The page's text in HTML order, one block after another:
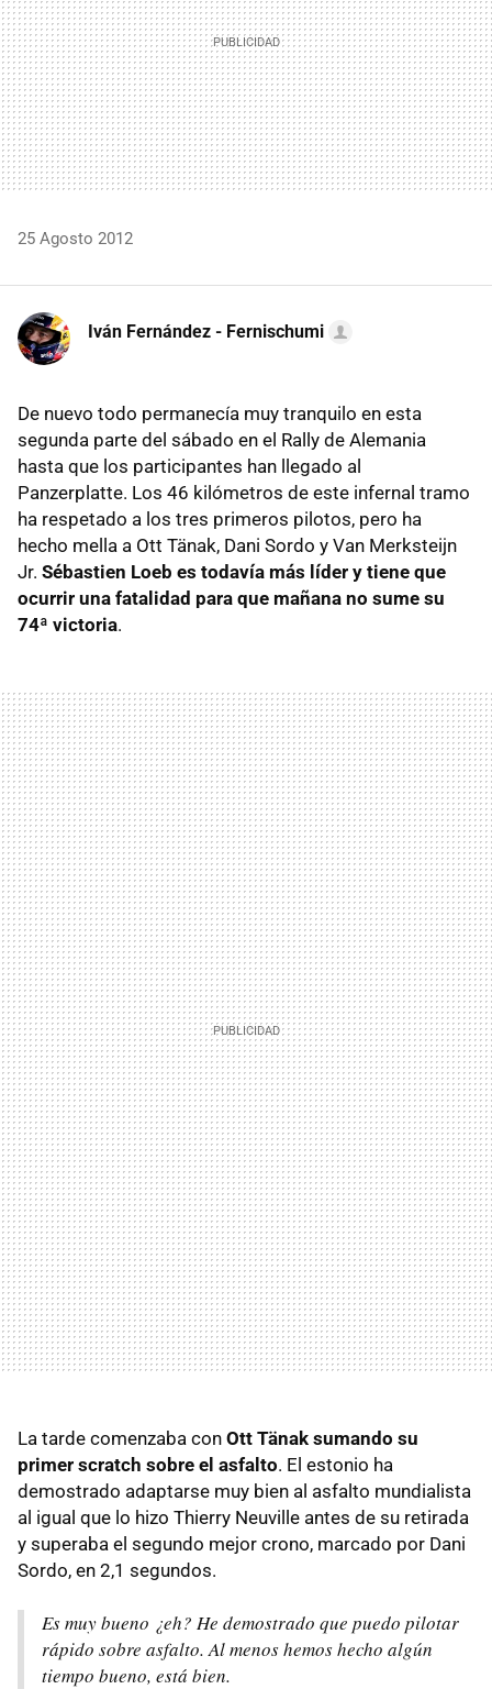
25 Agosto 2012
Iván Fernández - Fernischumi
De nuevo todo permanecía muy tranquilo en esta
segunda parte del sábado en el Rally de Alemania
hasta que los participantes han llegado al
Panzerplatte. Los 46 kilómetros de este infernal tramo
ha respetado a los tres primeros pilotos, pero ha
hecho mella a Ott Tänak, Dani Sordo y Van Merksteijn
Jr. Sébastien Loeb es todavía más líder y tiene que
ocurrir una fatalidad para que mañana no sume su
74ª victoria.
La tarde comenzaba con Ott Tänak sumando su
primer scratch sobre el asfalto. El estonio ha
demostrado adaptarse muy bien al asfalto mundialista
al igual que lo hizo Thierry Neuville antes de su retirada
y superaba el segundo mejor crono, marcado por Dani
Sordo, en 2,1 segundos.
Es muy bueno ¿eh? He demostrado que puedo pilotar
rápido sobre asfalto. Al menos hemos hecho algún
tiempo bueno, está bien.